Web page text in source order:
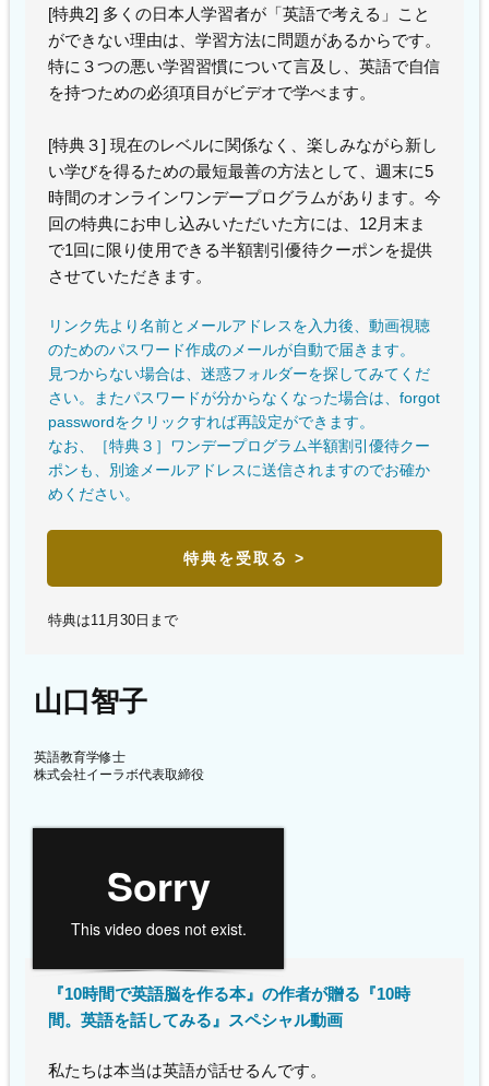
[特典2] 多くの日本人学習者が「英語で考える」こと
ができない理由は、学習方法に問題があるからです。
特に３つの悪い学習習慣について言及し、英語で自信
を持つための必須項目がビデオで学べます。
[特典３] 現在のレベルに関係なく、楽しみながら新し
い学びを得るための最短最善の方法として、週末に5
時間のオンラインワンデープログラムがあります。今
回の特典にお申し込みいただいた方には、12月末ま
で1回に限り使用できる半額割引優待クーポンを提供
させていただきます。
リンク先より名前とメールアドレスを入力後、動画視聴
のためのパスワード作成のメールが自動で届きます。
見つからない場合は、迷惑フォルダーを探してみてくだ
さい。またパスワードが分からなくなった場合は、forgot
passwordをクリックすれば再設定ができます。
なお、［特典３］ワンデープログラム半額割引優待クー
ポンも、別途メールアドレスに送信されますのでお確か
めください。
特典を受取る >
特典は11月30日まで
山口智子
英語教育学修士
株式会社イーラボ代表取締役
『10時間で英語脳を作る本』の作者が贈る『10時
間。英語を話してみる』スペシャル動画
私たちは本当は英語が話せるんです。